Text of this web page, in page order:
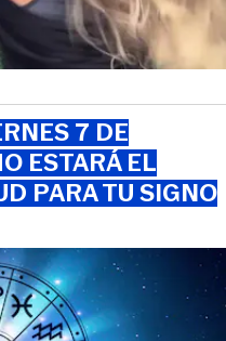
7 DE
ESTARÁ EL
PARA TU SIGNO